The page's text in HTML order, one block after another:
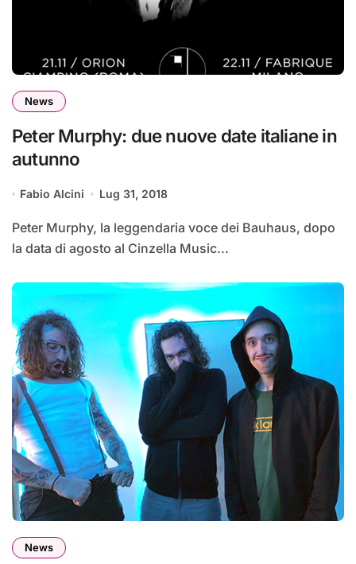
News
Peter Murphy: due nuove date italiane in
autunno
Fabio Alcini Lug 31, 2018
Peter Murphy, la leggendaria voce dei Bauhaus, dopo
la data di agosto al Cinzella Music...
News